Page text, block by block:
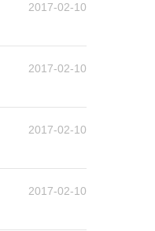
2017-02-10
2017-02-10
2017-02-10
2017-02-10